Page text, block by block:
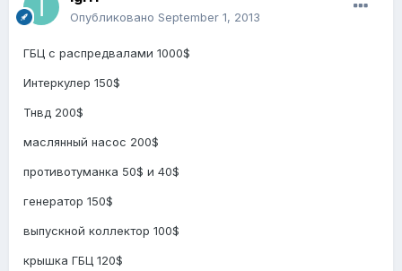
Опубликовано September 1, 2013
ГБЦ с распредвалами 1000$
Интеркулер 150$
Тнвд 200$
маслянный насос 200$
противотуманка 50$ и 40$
генератор 150$
выпускной коллектор 100$
крышка ГБЦ 120$